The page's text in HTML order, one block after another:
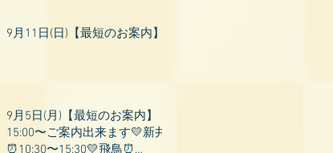
9月11日(日)【最短のお案内】
9月5日(月)【最短のお案内】
15:00〜ご案内出来ます💛新井
⏰10:30〜15:30💛飛鳥⏰